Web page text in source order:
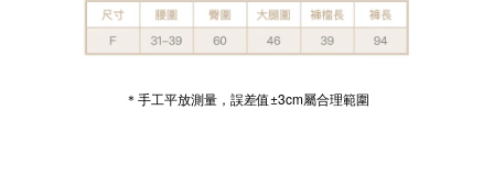
＊手工平放測量，誤差值±3cm屬合理範圍